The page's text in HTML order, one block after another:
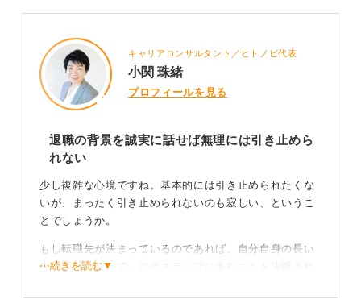
キャリアコンサルタント／ヒトノビ代表
小関 珠緒
プロフィールを見る
退職の背景を誠実に話せば無理には引き止めら
れない
少し複雑な心境ですね。基本的には引き止められたくな
いが、まったく引き止められないのも寂しい、というこ
とでしょうか。
もし転職先が決まっているのであれば、自分自身の長い
人生設計のなかで、次のステップに進むことを決断され
⋯続きを読む▼